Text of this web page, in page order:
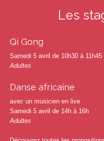
Les
Qi Gong
Samedi 5 avril de 10h30 à 11h45
Adultes
Danse africaine
avec un musicien en live
Samedi 5 avril de 14h à 16h
Adultes